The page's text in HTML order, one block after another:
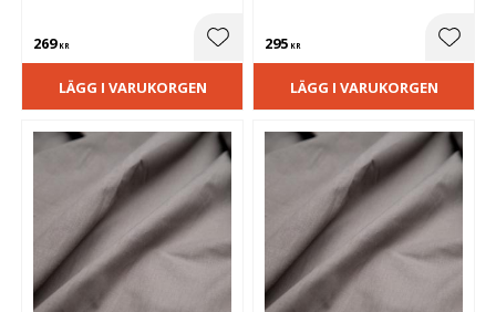
269KR Lägg till i favoriter
LÄGG I VARUKORGEN
295 KR
LÄGG I VARUKORGEN